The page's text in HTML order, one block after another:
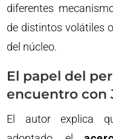
diferentes
de distintos volátiles
del núcleo.
El papel del
encuentro con
El autor explica